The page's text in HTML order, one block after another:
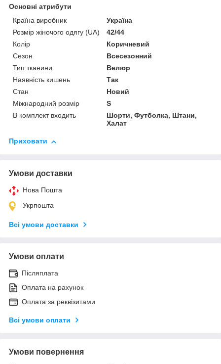
Основні атрибути
Країна виробник
Україна
Розмір жіночого одягу (UA)
42/44
Колір
Коричневий
Сезон
Всесезонний
Тип тканини
Велюр
Наявність кишень
Так
Стан
Новий
Міжнародний розмір
S
В комплект входить
Шорти, Футболка, Штани,
Халат
Приховати
Умови доставки
Нова Пошта
Укрпошта
Всі умови доставки
Умови оплати
Післяплата
Оплата на рахунок
Оплата за реквізитами
Всі умови оплати
Умови повернення